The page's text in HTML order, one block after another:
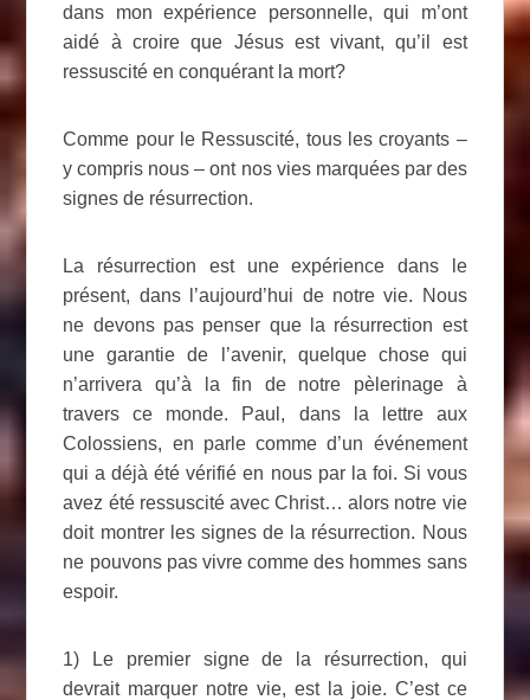
dans mon expérience personnelle, qui m’ont
aidé à croire que Jésus est vivant, qu’il est
ressuscité en conquérant la mort?
Comme pour le Ressuscité, tous les croyants –
y compris nous – ont nos vies marquées par des
signes de résurrection.
La résurrection est une expérience dans le
présent, dans l’aujourd’hui de notre vie. Nous
ne devons pas penser que la résurrection est
une garantie de l’avenir, quelque chose qui
n’arrivera qu’à la fin de notre pèlerinage à
travers ce monde. Paul, dans la lettre aux
Colossiens, en parle comme d’un événement
qui a déjà été vérifié en nous par la foi. Si vous
avez été ressuscité avec Christ… alors notre vie
doit montrer les signes de la résurrection. Nous
ne pouvons pas vivre comme des hommes sans
espoir.
1) Le premier signe de la résurrection, qui
devrait marquer notre vie, est la joie. C’est ce